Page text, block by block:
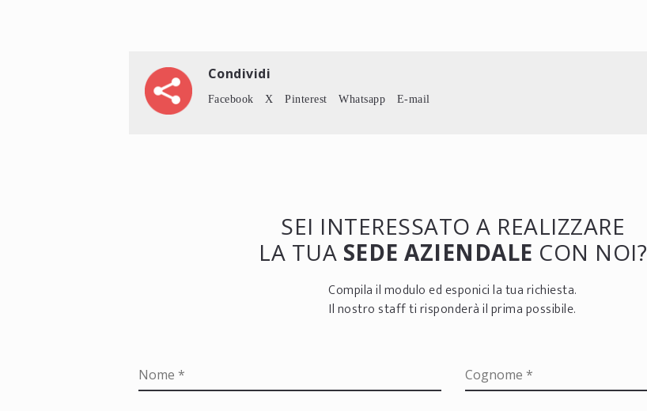
Condividi
Facebook X Pinterest Whatsapp E-mail
SEI INTERESSATO A REALIZZARE
LA TUA SEDE AZIENDALE CON NOI?
Compila il modulo ed esponici la tua richiesta.
Il nostro staff ti risponderà il prima possibile.